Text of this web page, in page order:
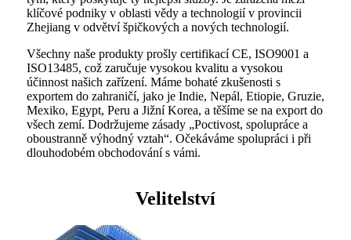
klíčové podniky v oblasti vědy a technologií v provincii
Zhejiang v odvětví špičkových a nových technologií.
Všechny naše produkty prošly certifikací CE, ISO9001 a
ISO13485, což zaručuje vysokou kvalitu a vysokou
účinnost našich zařízení. Máme bohaté zkušenosti s
exportem do zahraničí, jako je Indie, Nepál, Etiopie, Gruzie,
Mexiko, Egypt, Peru a Jižní Korea, a těšíme se na export do
všech zemí. Dodržujeme zásady „Poctivost, spolupráce a
oboustranně výhodný vztah“. Očekáváme spolupráci i při
dlouhodobém obchodování s vámi.
Velitelství